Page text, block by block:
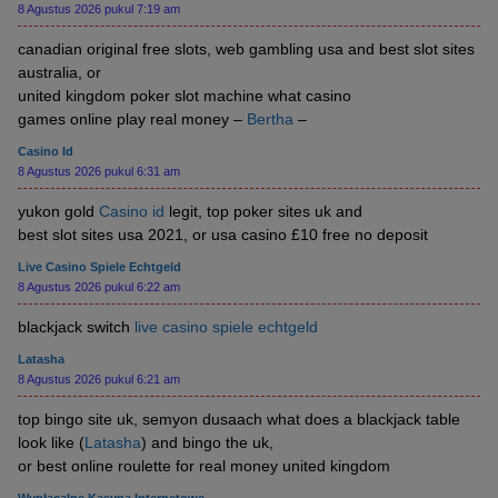
8 Agustus 2026 pukul 7:19 am
canadian original free slots, web gambling usa and best slot sites
australia, or
united kingdom poker slot machine what casino
games online play real money – Bertha –
Casino Id
8 Agustus 2026 pukul 6:31 am
yukon gold Casino id legit, top poker sites uk and
best slot sites usa 2021, or usa casino £10 free no deposit
Live Casino Spiele Echtgeld
8 Agustus 2026 pukul 6:22 am
blackjack switch live casino spiele echtgeld
Latasha
8 Agustus 2026 pukul 6:21 am
top bingo site uk, semyon dusaach what does a blackjack table
look like (Latasha) and bingo the uk,
or best online roulette for real money united kingdom